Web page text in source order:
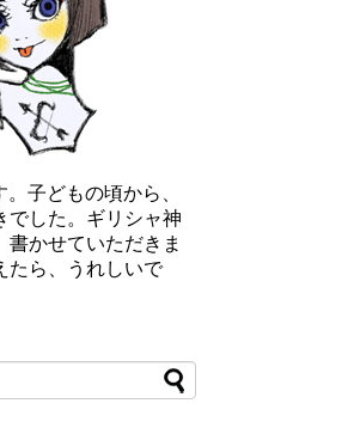
子どもの頃から、
でした。ギリシャ神
書かせていただきま
たら、うれしいで